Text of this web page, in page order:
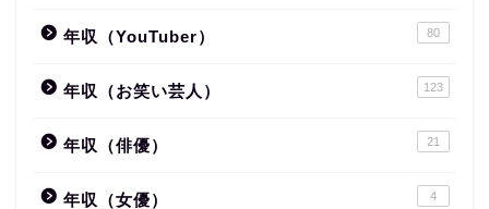
年収（YouTuber） 80
年収（お笑い芸人） 123
年収（俳優） 21
年収（女優） 4